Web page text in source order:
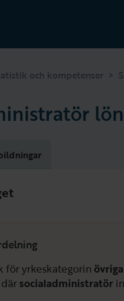
och kompetenser >
lön
för yrkeskategorin
där socialadministratör